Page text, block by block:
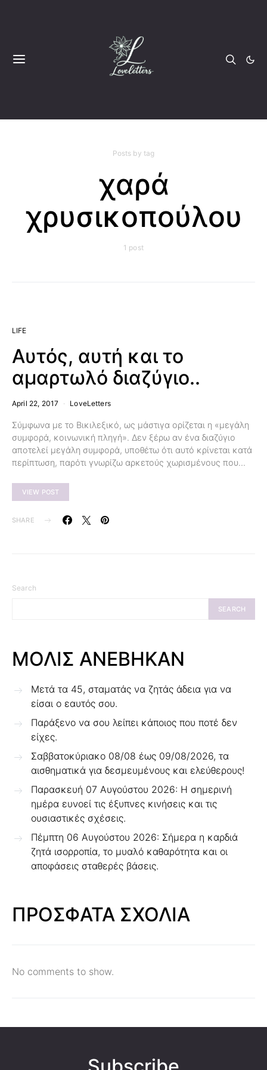
Posts by tag
χαρά
χρυσικοπούλου
1 post
LIFE
Αυτός, αυτή και το
αμαρτωλό διαζύγιο..
April 22, 2017 LoveLetters
Σύμφωνα με το Βικιλεξικό, ως μάστιγα ορίζεται η «μεγάλη
συμφορά, κοινωνική πληγή». Δεν ξέρω αν ένα διαζύγιο
αποτελεί μεγάλη συμφορά, υποθέτω ότι αυτό κρίνεται κατά
περίπτωση, παρότι γνωρίζω αρκετούς χωρισμένους που…
VIEW POST
SHARE
Search
SEARCH
ΜΟΛΙΣ ΑΝΕΒΗΚΑΝ
Μετά τα 45, σταματάς να ζητάς άδεια για να
είσαι ο εαυτός σου.
Παράξενο να σου λείπει κάποιος που ποτέ δεν
είχες.
Σαββατοκύριακο 08/08 έως 09/08/2026, τα
αισθηματικά για δεσμευμένους και ελεύθερους!
Παρασκευή 07 Αυγούστου 2026: Η σημερινή
ημέρα ευνοεί τις έξυπνες κινήσεις και τις
ουσιαστικές σχέσεις.
Πέμπτη 06 Αυγούστου 2026: Σήμερα η καρδιά
ζητά ισορροπία, το μυαλό καθαρότητα και οι
αποφάσεις σταθερές βάσεις.
ΠΡΟΣΦΑΤΑ ΣΧΟΛΙΑ
No comments to show.